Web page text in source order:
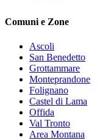
Comuni e Zone
Ascoli
San Benedetto
Grottammare
Monteprandone
Folignano
Castel di Lama
Offida
Val Tronto
Area Montana